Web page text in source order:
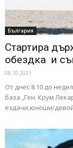
България
Стартира
обездка и
08.10.2021
От днес 8.10 до
база „Ген. Крум
ездачи,юноши/